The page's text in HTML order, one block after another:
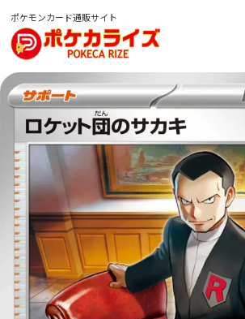
ポケモンカード通販サイト